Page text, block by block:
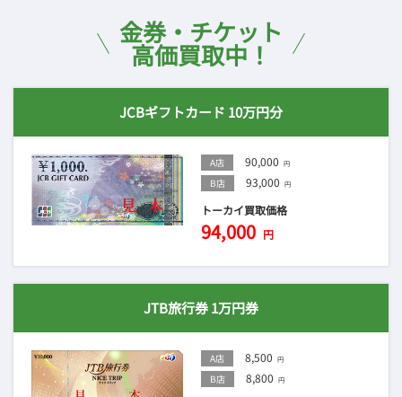
金券・チケット
高価買取中！
JCBギフトカード 10万円分
A店 90,000 円
B店 93,000 円
トーカイ買取価格
94,000 円
JTB旅行券 1万円券
A店 8,500 円
B店 8,800 円